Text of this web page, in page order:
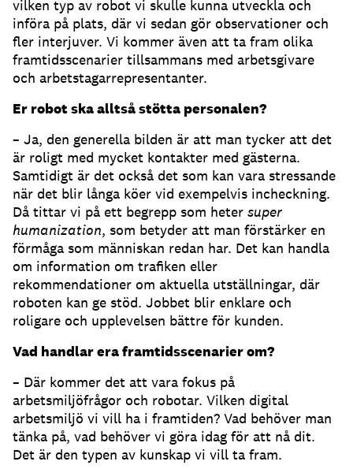
vilken typ av robot vi skulle kunna utveckla och
införa på plats, där vi sedan gör observationer och
fler interjuver. Vi kommer även att ta fram olika
framtidsscenarier tillsammans med arbetsgivare
och arbetstagarrepresentanter.
Er robot ska alltså stötta personalen?
– Ja, den generella bilden är att man tycker att det
är roligt med mycket kontakter med gästerna.
Samtidigt är det också det som kan vara stressande
när det blir långa köer vid exempelvis incheckning.
Då tittar vi på ett begrepp som heter super
humanization, som betyder att man förstärker en
förmåga som människan redan har. Det kan handla
om information om trafiken eller
rekommendationer om aktuella utställningar, där
roboten kan ge stöd. Jobbet blir enklare och
roligare och upplevelsen bättre för kunden.
Vad handlar era framtidsscenarier om?
– Där kommer det att vara fokus på
arbetsmiljöfrågor och robotar. Vilken digital
arbetsmiljö vi vill ha i framtiden? Vad behöver man
tänka på, vad behöver vi göra idag för att nå dit.
Det är den typen av kunskap vi vill ta fram.